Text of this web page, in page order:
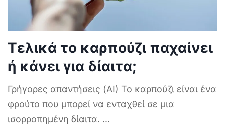
Τελικά το καρπούζι παχαίνει
ή κάνει για δίαιτα;
Γρήγορες απαντήσεις (AI) Το καρπούζι είναι ένα
φρούτο που μπορεί να ενταχθεί σε μια
ισορροπημένη δίαιτα. ...